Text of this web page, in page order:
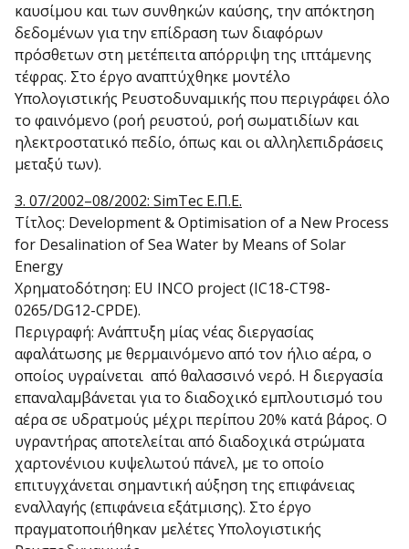
καυσίμου και των συνθηκών καύσης, την απόκτηση
δεδομένων για την επίδραση των διαφόρων
πρόσθετων στη μετέπειτα απόρριψη της ιπτάμενης
τέφρας. Στο έργο αναπτύχθηκε μοντέλο
Υπολογιστικής Ρευστοδυναμικής που περιγράφει όλο
το φαινόμενο (ροή ρευστού, ροή σωματιδίων και
ηλεκτροστατικό πεδίο, όπως και οι αλληλεπιδράσεις
μεταξύ των).
3. 07/2002–08/2002: SimTec Ε.Π.Ε.
Τίτλος: Development & Optimisation of a New Process
for Desalination of Sea Water by Means of Solar
Energy
Χρηματοδότηση: EU INCO project (IC18-CT98-
0265/DG12-CPDE).
Περιγραφή: Ανάπτυξη μίας νέας διεργασίας
αφαλάτωσης με θερμαινόμενο από τον ήλιο αέρα, ο
οποίος υγραίνεται από θαλασσινό νερό. Η διεργασία
επαναλαμβάνεται για το διαδοχικό εμπλουτισμό του
αέρα σε υδρατμούς μέχρι περίπου 20% κατά βάρος. Ο
υγραντήρας αποτελείται από διαδοχικά στρώματα
χαρτονένιου κυψελωτού πάνελ, με το οποίο
επιτυγχάνεται σημαντική αύξηση της επιφάνειας
εναλλαγής (επιφάνεια εξάτμισης). Στο έργο
πραγματοποιήθηκαν μελέτες Υπολογιστικής